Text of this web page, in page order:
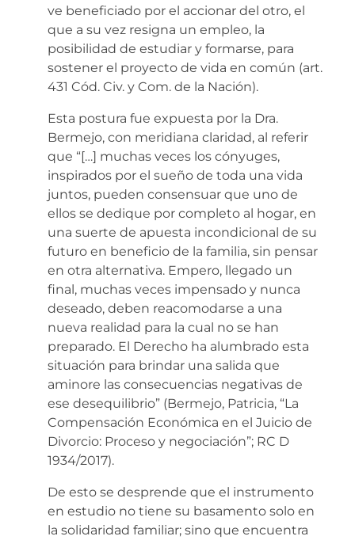
ve beneficiado por el accionar del otro, el
que a su vez resigna un empleo, la
posibilidad de estudiar y formarse, para
sostener el proyecto de vida en común (art.
431 Cód. Civ. y Com. de la Nación).
Esta postura fue expuesta por la Dra.
Bermejo, con meridiana claridad, al referir
que “[…] muchas veces los cónyuges,
inspirados por el sueño de toda una vida
juntos, pueden consensuar que uno de
ellos se dedique por completo al hogar, en
una suerte de apuesta incondicional de su
futuro en beneficio de la familia, sin pensar
en otra alternativa. Empero, llegado un
final, muchas veces impensado y nunca
deseado, deben reacomodarse a una
nueva realidad para la cual no se han
preparado. El Derecho ha alumbrado esta
situación para brindar una salida que
aminore las consecuencias negativas de
ese desequilibrio” (Bermejo, Patricia, “La
Compensación Económica en el Juicio de
Divorcio: Proceso y negociación”; RC D
1934/2017).
De esto se desprende que el instrumento
en estudio no tiene su basamento solo en
la solidaridad familiar; sino que encuentra